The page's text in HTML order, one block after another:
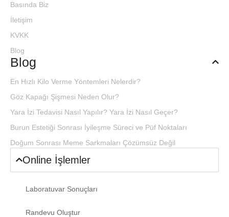
Basında Biz
İletişim
KVKK
Blog
Blog
En Hızlı Kilo Verme Yöntemleri Nelerdir?
Göz Kapağı Şişmesi Neden Olur?
Yara İzi Tedavisi Nasıl Yapılır? Yara İzi Nasıl Geçer?
Burun Estetiği Sonrası İyileşme Süreci ve Püf Noktaları
Doğum Sonrası Meme Sarkmaları Çözümsüz Değil
Online İşlemler
Laboratuvar Sonuçları
Randevu Oluştur